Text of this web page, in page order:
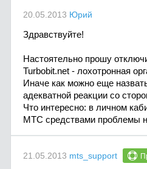
20.05.2013 Юрий
Здравствуйте!
Настоятельно прошу
Turbobit.net - лохотронная
Иначе как можно еще
адекватной реакции со
Что интересно: в личном
МТС средствами проблемы
21.05.2013 mts_support